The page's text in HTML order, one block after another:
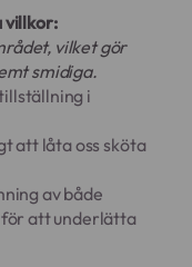
villkor:
vilket gör
smidiga.
i
att låta oss sköta
av både
att underlätta